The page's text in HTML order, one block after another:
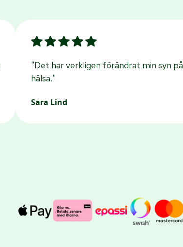
"Det har verkligen förändrat min syn på
hälsa."
Sara Lind